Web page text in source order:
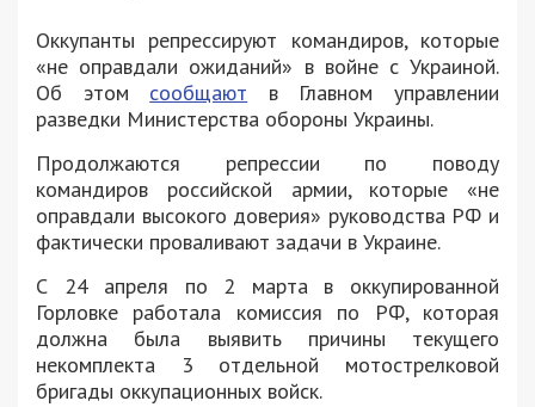
Оккупанты репрессируют командиров, которые
«не оправдали ожиданий» в войне с Украиной.
Об этом сообщают в Главном управлении
разведки Министерства обороны Украины.
Продолжаются репрессии по поводу
командиров российской армии, которые «не
оправдали высокого доверия» руководства РФ и
фактически проваливают задачи в Украине.
С 24 апреля по 2 марта в оккупированной
Горловке работала комиссия по РФ, которая
должна была выявить причины текущего
некомплекта 3 отдельной мотострелковой
бригады оккупационных войск.